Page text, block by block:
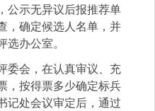
公示无异议后报推荐单
，确定候选人名单，并
选办公室。
委会，在认真审议、充
，按得票多少确定标兵
记处会议审定后，通过